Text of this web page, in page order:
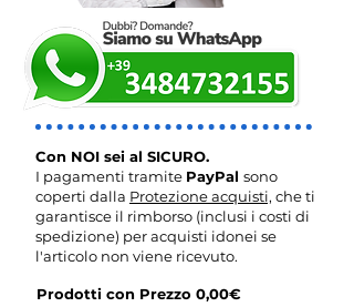
Con NOI sei al SICURO.
I pagamenti tramite PayPal sono
coperti dalla Protezione acquisti, che ti
garantisce il rimborso (inclusi i costi di
spedizione) per acquisti idonei se
l'articolo non viene ricevuto.
Prodotti con Prezzo 0,00€